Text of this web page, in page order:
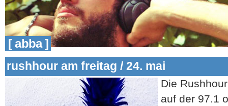
[ abba ]
rushhour am freitag / 24. mai
Die
auf der 97.1